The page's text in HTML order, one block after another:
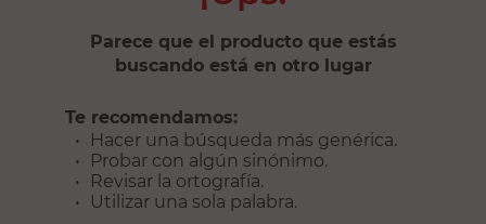
Parece que el producto que estás
buscando está en otro lugar
Te recomendamos:
Hacer una búsqueda más genérica.
Probar con algún sinónimo.
Revisar la ortografía.
Utilizar una sola palabra.